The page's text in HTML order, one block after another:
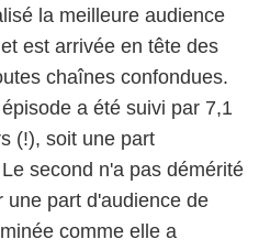
la meilleure audience
est arrivée en tête des
chaînes confondues.
a été suivi par 7,1
(!), soit une part
second n'a pas démérité
une part d'audience de
comme elle a